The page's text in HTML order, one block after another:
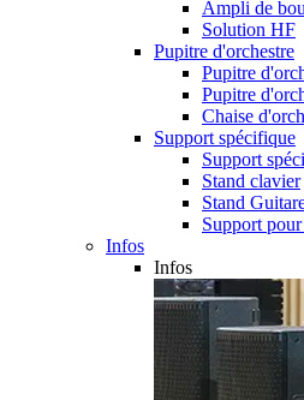
Ampli de
Solution HF
Pupitre d'orchestre
Pupitre
Pupitre
Chaise
Support spécifique
Support
Stand clavier
Stand
Support
Infos
Infos